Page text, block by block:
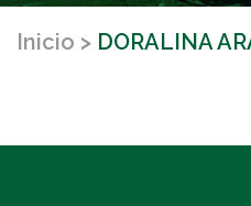
Inicio DORALINA